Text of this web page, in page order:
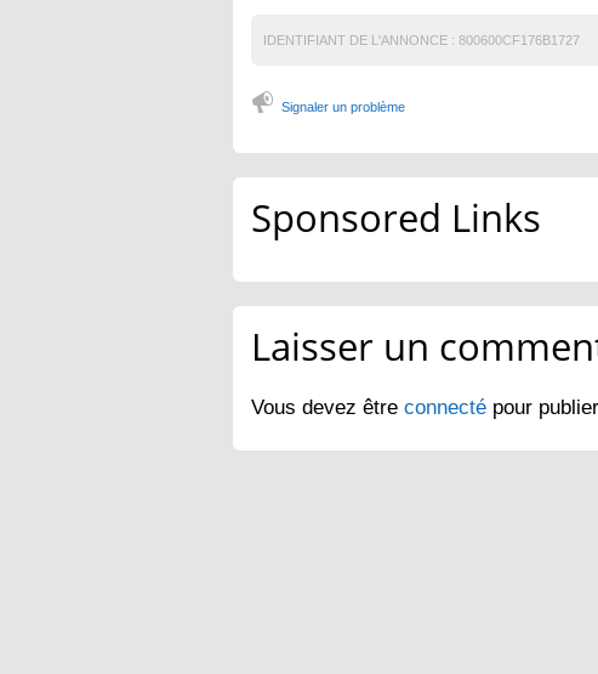
IDENTIFIANT DE L'ANNONCE : 800600CF176B1727
Signaler un problème
Sponsored Links
Laisser un
Vous devez être connecté pour